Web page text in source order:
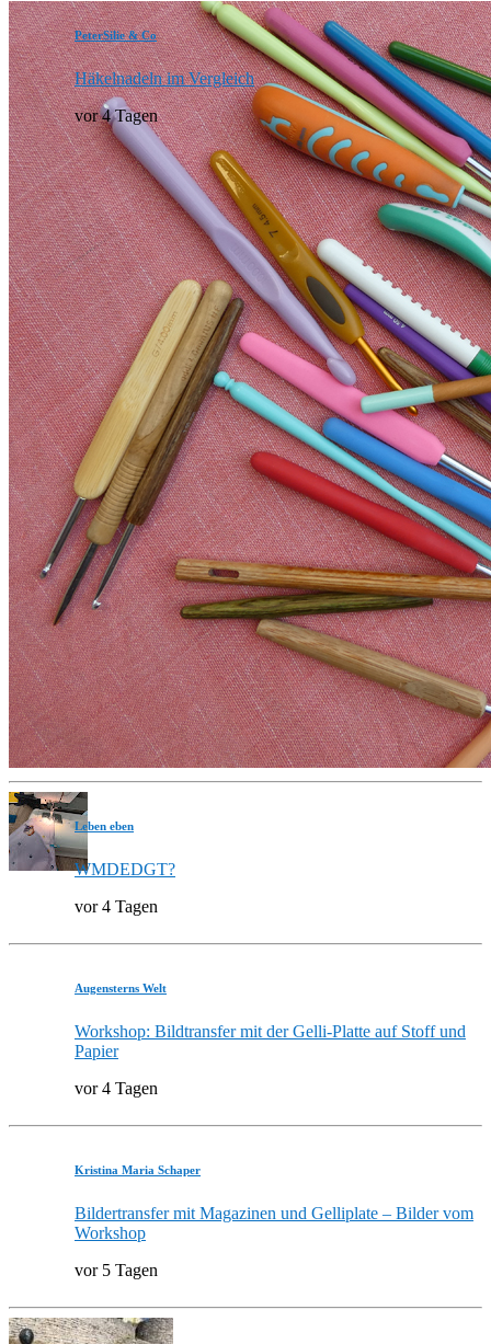
PeterSilie & Co
Häkelnadeln im Vergleich
vor 4 Tagen
Leben eben
WMDEDGT?
vor 4 Tagen
Augensterns Welt
Workshop: Bildtransfer mit der Gelli-Platte auf Stoff und
Papier
vor 4 Tagen
Kristina Maria Schaper
Bildertransfer mit Magazinen und Gelliplate – Bilder vom
Workshop
vor 5 Tagen